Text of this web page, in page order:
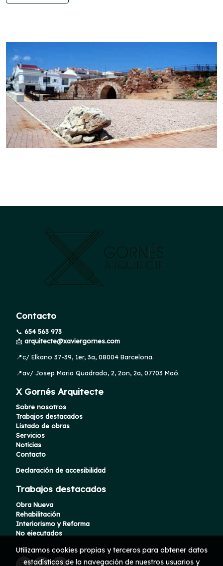
Contacto
📞 654 563 973
📩 arquitecte@xaviergornes.com
📍c/ Elkano 37-39, 1er, 3a, 08004 Barcelona.
📍av/ Josep Maria Quadrado, 2, 2on, 2a, 07703 Maó.
X Gornés Arquitecte
Sobre nosotros
Trabajos destacados
Listado de obras
Servicios
Noticias
Contacto
Declaración de accesibilidad
Trabajos destacados
Obra Nueva
Rehabilitación
Interiorismo y Reforma
No ejecutados
Utilizamos cookies propias y terceros para obtener datos
estadísticos de la navegación de nuestros usuarios y